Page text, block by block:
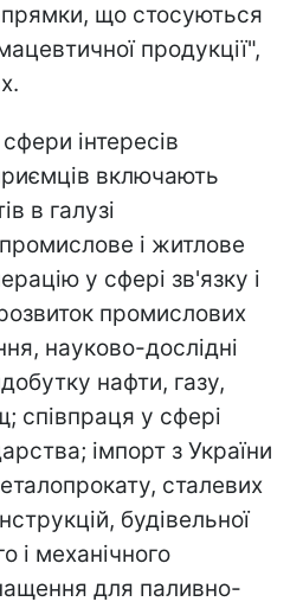
що стосуються
продукції",
інтересів
включають
в галузі
і житлове
у сфері зв'язку і
промислових
науково-дослідні
нафти, газу,
співпраця у сфері
імпорт з України
сталевих
будівельної
і механічного
для паливно-